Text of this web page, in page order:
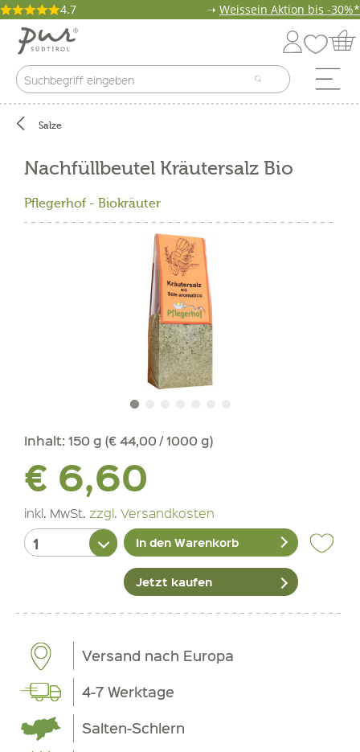
4.7 ➝ Weissein Aktion bis -30%*
Salze
Nachfüllbeutel Kräutersalz Bio
Pflegerhof - Biokräuter
Inhalt: 150 g (€ 44,00 / 1000 g)
€ 6,60
inkl. MwSt. zzgl. Versandkosten
In den Warenkorb
Jetzt kaufen
Versand nach Europa
4-7 Werktage
Salten-Schlern